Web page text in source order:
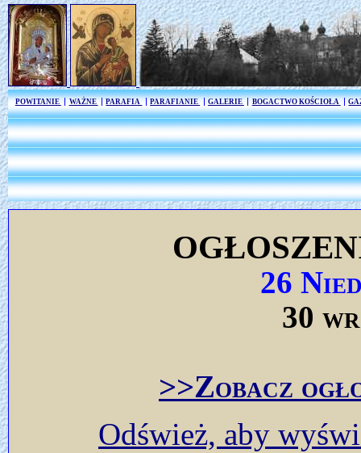
POWITANIE WAŻNE PARAFIA PARAFIANIE GALERIE BOGACTWO KOŚCIOŁA
26
30
>>Zobacz
Odśwież, aby